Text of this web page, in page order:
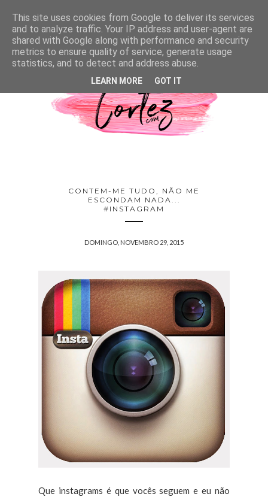
CONTEM-ME TUDO, NÃO ME
ESCONDAM NADA...
#INSTAGRAM
DOMINGO, NOVEMBRO 29, 2015
Que instagrams é que vocês seguem e eu não
This site uses cookies from Google to deliver its services
and to analyze traffic. Your IP address and user-agent are
shared with Google along with performance and security
metrics to ensure quality of service, generate usage
statistics, and to detect and address abuse.
LEARN MORE GOT IT